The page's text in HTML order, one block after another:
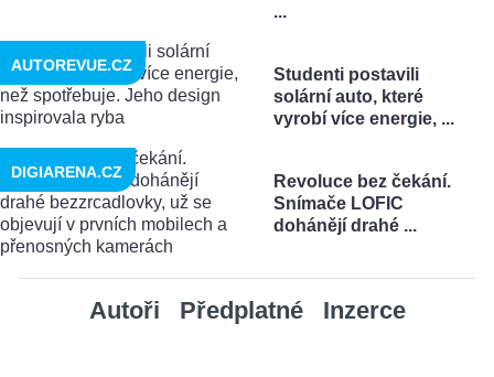
...
Studenti postavili
solární auto, které
vyrobí více energie, ...
AUTOREVUE.CZ
Revoluce bez čekání.
Snímače LOFIC
dohánějí drahé ...
DIGIARENA.CZ
Autoři Předplatné Inzerce